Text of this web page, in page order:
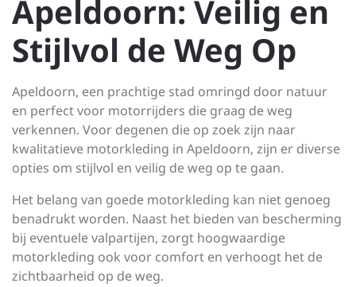
Apeldoorn: Veilig en
Stijlvol de Weg Op
Apeldoorn, een prachtige stad omringd door natuur
en perfect voor motorrijders die graag de weg
verkennen. Voor degenen die op zoek zijn naar
kwalitatieve motorkleding in Apeldoorn, zijn er diverse
opties om stijlvol en veilig de weg op te gaan.
Het belang van goede motorkleding kan niet genoeg
benadrukt worden. Naast het bieden van bescherming
bij eventuele valpartijen, zorgt hoogwaardige
motorkleding ook voor comfort en verhoogt het de
zichtbaarheid op de weg.